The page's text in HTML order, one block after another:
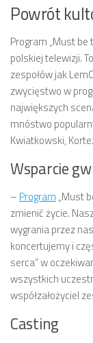
Powrót
Program „Must be
polskiej telewizji.
zespołów jak
zwycięstwo w
największych
mnóstwo
Kwiatkowski,
Wsparcie
– Program „Must
zmienić życie.
wygrania przez
koncertujemy i
serca” w
wszystkich
współzałożyciel
Casting